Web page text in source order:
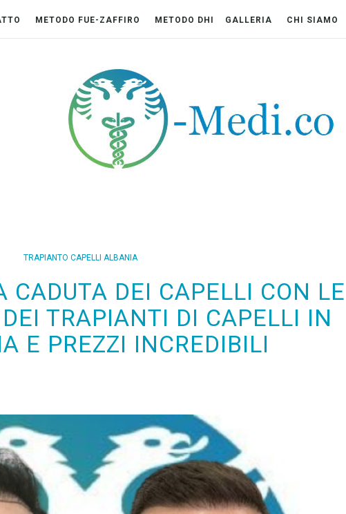
METODO FUE-ZAFFIRO METODO DHI GALLERIA CHI SIAMO
TRAPIANTO CAPELLI ALBANIA
CADUTA DEI CAPELLI CON LE
TRAPIANTI DI CAPELLI IN
E PREZZI INCREDIBILI